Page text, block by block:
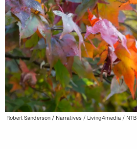
Robert Sanderson / Narratives / Living4media / NTB